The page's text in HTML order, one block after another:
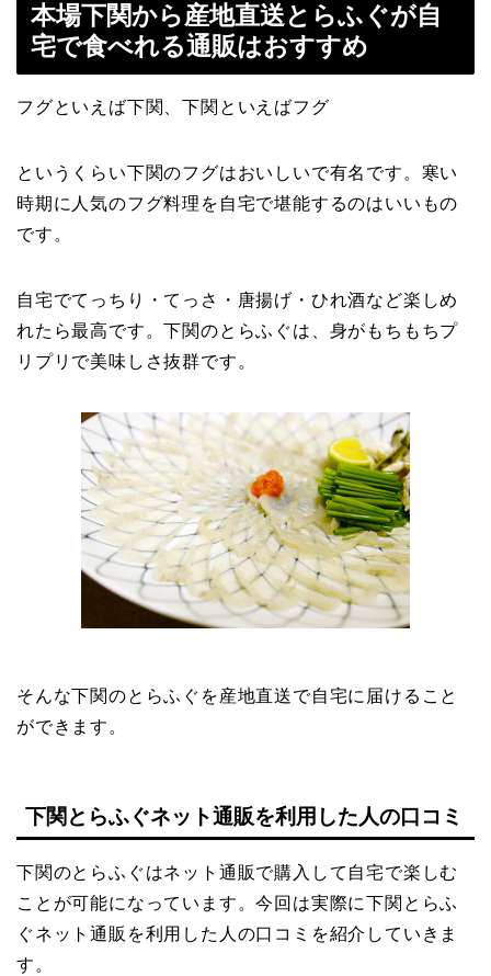
本場下関から産地直送とらふぐが自
宅で食べれる通販はおすすめ
フグといえば下関、下関といえばフグ
というくらい下関のフグはおいしいで有名です。寒い
時期に人気のフグ料理を自宅で堪能するのはいいもの
です。
自宅でてっちり・てっさ・唐揚げ・ひれ酒など楽しめ
れたら最高です。下関のとらふぐは、身がもちもちプ
リプリで美味しさ抜群です。
そんな下関のとらふぐを産地直送で自宅に届けること
ができます。
下関とらふぐネット通販を利用した人の口コミ
下関のとらふぐはネット通販で購入して自宅で楽しむ
ことが可能になっています。今回は実際に下関とらふ
ぐネット通販を利用した人の口コミを紹介していきま
す。